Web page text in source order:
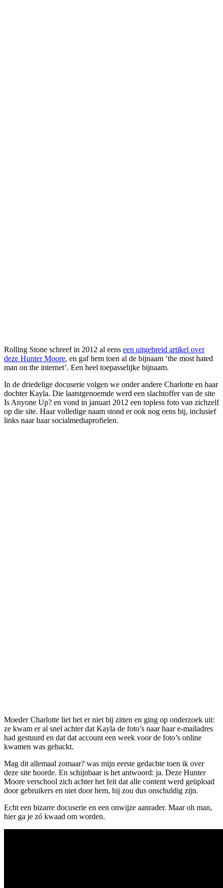
Rolling Stone schreef in 2012 al eens een uitgebreid artikel over
deze Hunter Moore, en gaf hem toen al de bijnaam ‘the most hated
man on the internet’. Een heel toepasselijke bijnaam.
In de driedelige docuserie volgen we onder andere Charlotte en haar
dochter Kayla. Die laatstgenoemde werd een slachtoffer van de site
Is Anyone Up? en vond in januari 2012 een topless foto van zichzelf
op die site. Haar volledige naam stond er ook nog eens bij, inclusief
links naar haar socialmediaprofielen.
Moeder Charlotte liet het er niet bij zitten en ging op onderzoek uit:
ze kwam er al snel achter dat Kayla de foto’s naar haar e-mailadres
had gestuurd en dat dat account een week voor de foto’s online
kwamen was gehackt.
Mag dit allemaal zomaar? was mijn eerste gedachte toen ik over
deze site hoorde. En schijnbaar is het antwoord: ja. Deze Hunter
Moore verschool zich achter het feit dat alle content werd geüpload
door gebruikers en niet door hem, hij zou dus onschuldig zijn.
Echt een bizarre docuserie en een onwijze aanrader. Maar oh man,
hier ga je zó kwaad om worden.